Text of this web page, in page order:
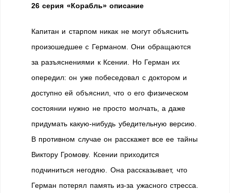
26 серия «Корабль» описание
Капитан и старпом никак не могут объяснить
произошедшее с Германом. Они обращаются
за разъяснениями к Ксении. Но Герман их
опередил: он уже побеседовал с доктором и
доступно ей объяснил, что о его физическом
состоянии нужно не просто молчать, а даже
придумать какую-нибудь убедительную версию.
В противном случае он расскажет все ее тайны
Виктору Громову. Ксении приходится
подчиниться негодяю. Она рассказывает, что
Герман потерял память из-за ужасного стресса.